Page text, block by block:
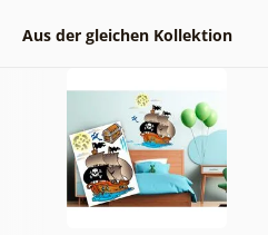
Aus der gleichen Kollektion